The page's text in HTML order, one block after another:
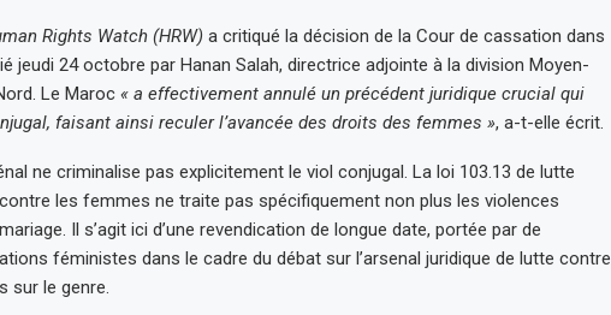
Rights Watch (HRW) a critiqué la décision de la Cour de cassation dans
jeudi 24 octobre par Hanan Salah, directrice adjointe à la division Moyen-
Le Maroc « a effectivement annulé un précédent juridique crucial qui
faisant ainsi reculer l’avancée des droits des femmes », a-t-elle écrit.
ne criminalise pas explicitement le viol conjugal. La loi 103.13 de lutte
les femmes ne traite pas spécifiquement non plus les violences
Il s’agit ici d’une revendication de longue date, portée par de
féministes dans le cadre du débat sur l’arsenal juridique de lutte contre
sur le genre.